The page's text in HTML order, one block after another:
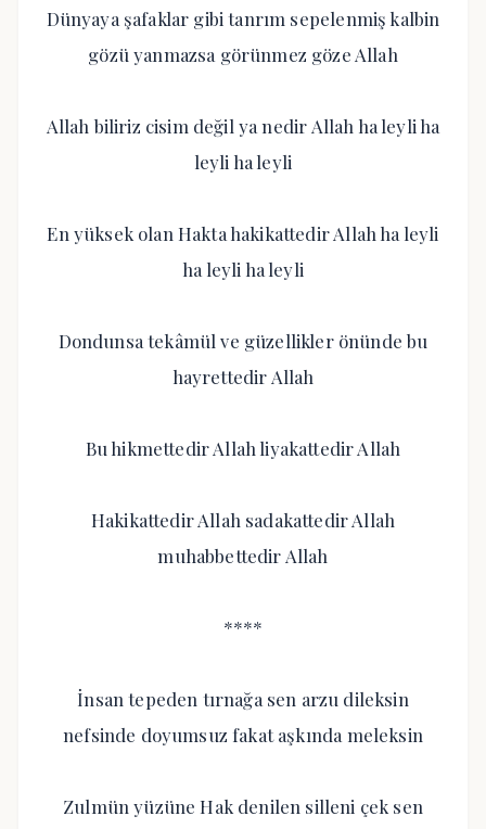
Dünyaya şafaklar gibi tanrım sepelenmiş kalbin
gözü yanmazsa görünmez göze Allah
Allah biliriz cisim değil ya nedir Allah ha leyli ha
leyli ha leyli
En yüksek olan Hakta hakikattedir Allah ha leyli
ha leyli ha leyli
Dondunsa tekâmül ve güzellikler önünde bu
hayrettedir Allah
Bu hikmettedir Allah liyakattedir Allah
Hakikattedir Allah sadakattedir Allah
muhabbettedir Allah
****
İnsan tepeden tırnağa sen arzu dileksin
nefsinde doyumsuz fakat aşkında meleksin
Zulmün yüzüne Hak denilen silleni çek sen